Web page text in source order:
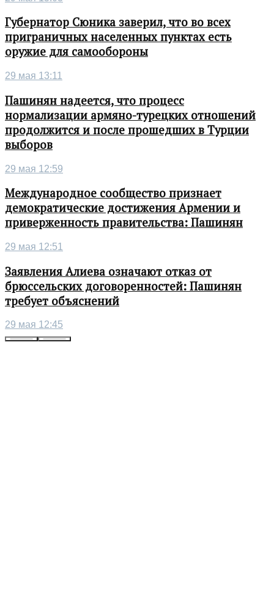
Губернатор Сюника заверил, что во всех
приграничных населенных пунктах есть
оружие для самообороны
29 мая 13:11
Пашинян надеется, что процесс
нормализации армяно-турецких отношений
продолжится и после прошедших в Турции
выборов
29 мая 12:59
Международное сообщество признает
демократические достижения Армении и
приверженность правительства: Пашинян
29 мая 12:51
Заявления Алиева означают отказ от
брюссельских договоренностей: Пашинян
требует объяснений
29 мая 12:45